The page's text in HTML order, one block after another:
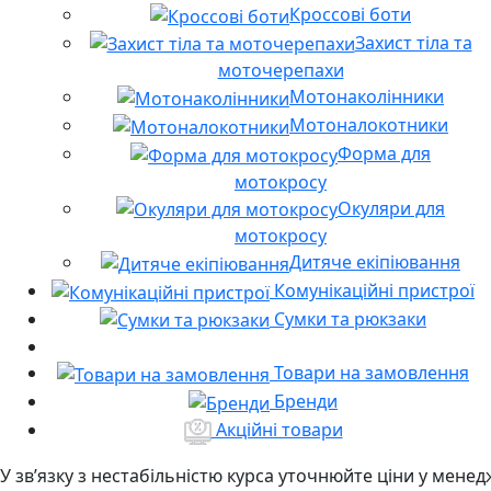
Кроссові боти
Захист тіла та
моточерепахи
Мотонаколінники
Мотоналокотники
Форма для
мотокросу
Окуляри для
мотокросу
Дитяче екіпіювання
Комунікаційні пристрої
Сумки та рюкзаки
Товари на замовлення
Бренди
Акційні товари
У звʼязку з нестабільністю курса уточнюйте ціни у